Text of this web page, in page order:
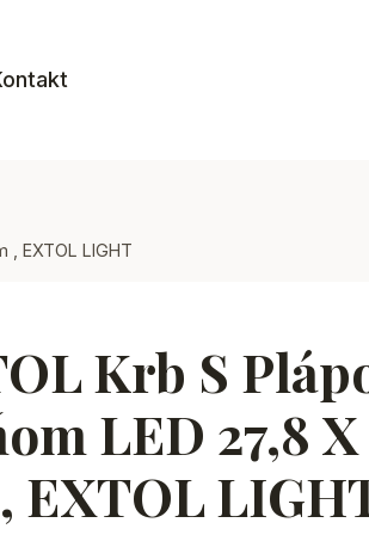
, EXTOL LIGHT
Krb S
LED 27,8 X
EXTOL